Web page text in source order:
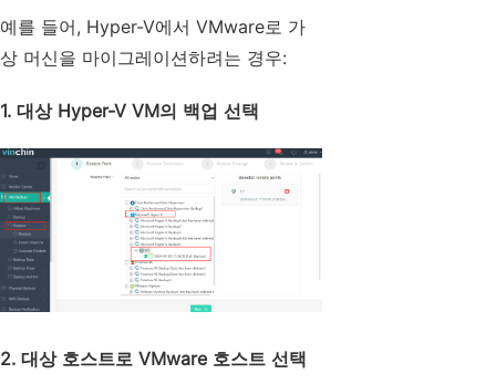
예를 들어, Hyper-V에서 VMware로 가
상 머신을 마이그레이션하려는 경우:
1. 대상 Hyper-V VM의 백업 선택
2. 대상 호스트로 VMware 호스트 선택